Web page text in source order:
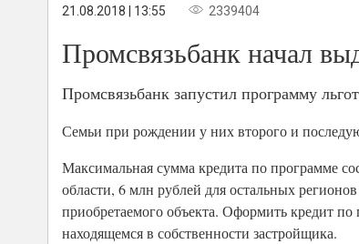
21.08.2018 | 13:55 2339404
Промсвязьбанк начал
Промсвязьбанк запустил программу
Семьи при рождении у них второго и
Максимальная сумма кредита по программе
области, 6 млн рублей для остальных
приобретаемого объекта. Оформить кредит
находящемся в собственности застройщика.